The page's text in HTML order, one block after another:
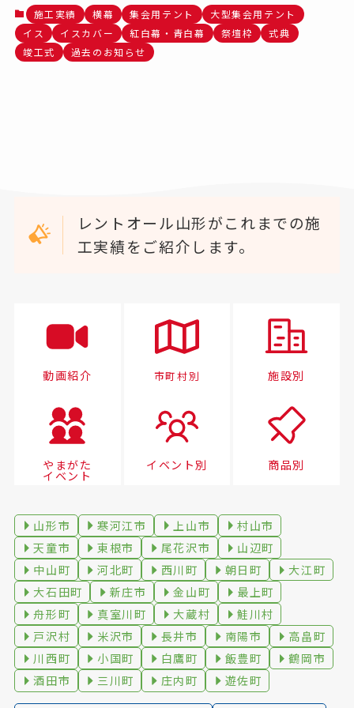
施工実績 横幕 集会用テント
大型集会用テント
イス
イスカバー 紅白幕・青白幕 祭壇枠
式典
竣工式
過去のお知らせ
レントオール山形がこれまでの施
工実績をご紹介します。
動画紹介 市町村別 施設別
やまがた
イベント
イベント別 商品別
山形市 寒河江市 上山市
村山市
天童市
東根市 尾花沢市
山辺町
中山町
河北町 西川町 朝日町
大江町
大石田町
新庄市 金山町
最上町
舟形町
真室川町 大蔵村
鮭川村
戸沢村
米沢市 長井市 南陽市
高畠町
川西町
小国町 白鷹町 飯豊町
鶴岡市
酒田市
三川町 庄内町 遊佐町